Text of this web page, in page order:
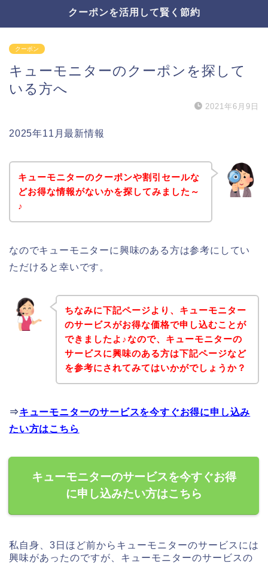
クーポンを活用して賢く節約
クーポン
キューモニターのクーポンを探して
いる方へ
2021年6月9日
2025年11月最新情報
キューモニターのクーポンや割引セールな
どお得な情報がないかを探してみました～
♪
なのでキューモニターに興味のある方は参考にしてい
ただけると幸いです。
ちなみに下記ページより、キューモニター
のサービスがお得な価格で申し込むことが
できましたよ♪なので、キューモニターの
サービスに興味のある方は下記ページなど
を参考にされてみてはいかがでしょうか？
⇒キューモニターのサービスを今すぐお得に申し込み
たい方はこちら
キューモニターのサービスを今すぐお得
に申し込みたい方はこちら
私自身、3日ほど前からキューモニターのサービスには
興味があったのですが、キューモニターのサービスの